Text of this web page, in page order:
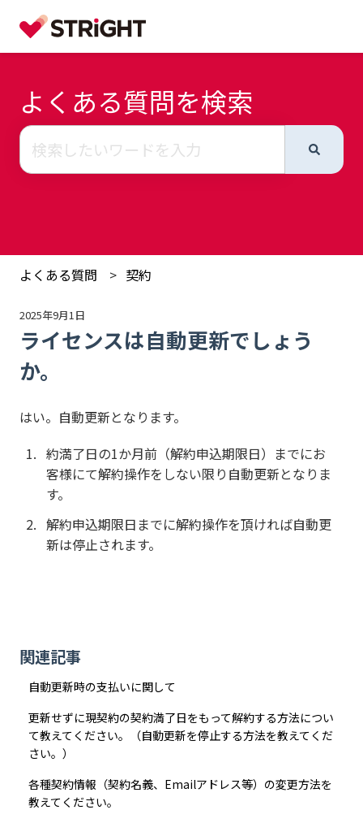
よくある質問を検索
よくある質問 契約
2025年9月1日
ライセンスは自動更新でしょう
か。
はい。自動更新となります。
約満了日の1か月前（解約申込期限日）までにお
客様にて解約操作をしない限り自動更新となりま
す。
解約申込期限日までに解約操作を頂ければ自動更
新は停止されます。
関連記事
自動更新時の支払いに関して
更新せずに現契約の契約満了日をもって解約する方法につい
て教えてください。（自動更新を停止する方法を教えてくだ
さい。）
各種契約情報（契約名義、Emailアドレス等）の変更方法を
教えてください。